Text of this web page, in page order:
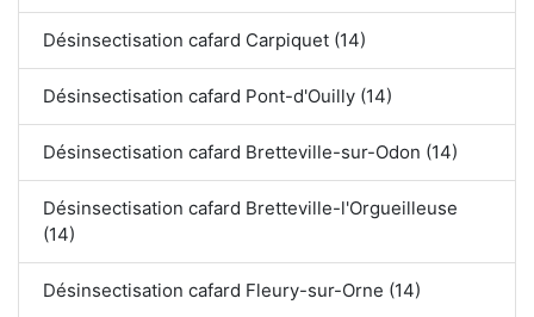
Désinsectisation cafard Carpiquet (14)
Désinsectisation cafard Pont-d'Ouilly (14)
Désinsectisation cafard Bretteville-sur-Odon (14)
Désinsectisation cafard Bretteville-l'Orgueilleuse
(14)
Désinsectisation cafard Fleury-sur-Orne (14)